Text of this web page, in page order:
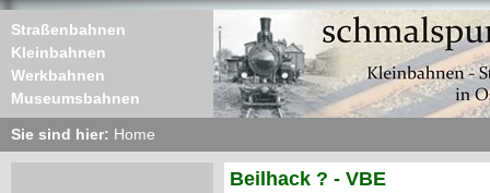
Straßenbahnen
Kleinbahnen
Werkbahnen
Museumsbahnen
Sie sind hier: Home
Beilhack ? - VBE